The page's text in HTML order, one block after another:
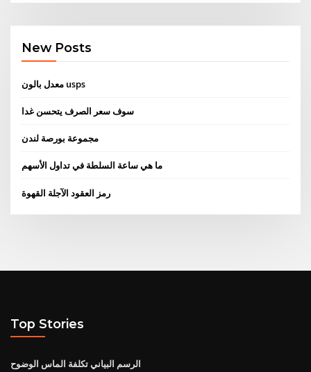
New Posts
معدل بالون usps
سوف سعر الصرف يتحسن غدا
مجموعة بورصة لندن
ما هي ساعة السلطة في تداول الأسهم
رمز العقود الآجلة القهوة
Top Stories
الرسم البياني تكلفة الماس الوضوح